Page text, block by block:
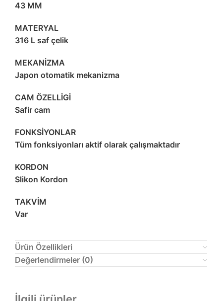
43 MM
MATERYAL
316 L saf çelik
MEKANİZMA
Japon otomatik mekanizma
CAM ÖZELLİGİ
Safir cam
FONKSİYONLAR
Tüm fonksiyonları aktif olarak çalışmaktadır
KORDON
Slikon Kordon
TAKVİM
Var
Ürün Özellikleri
Değerlendirmeler (0)